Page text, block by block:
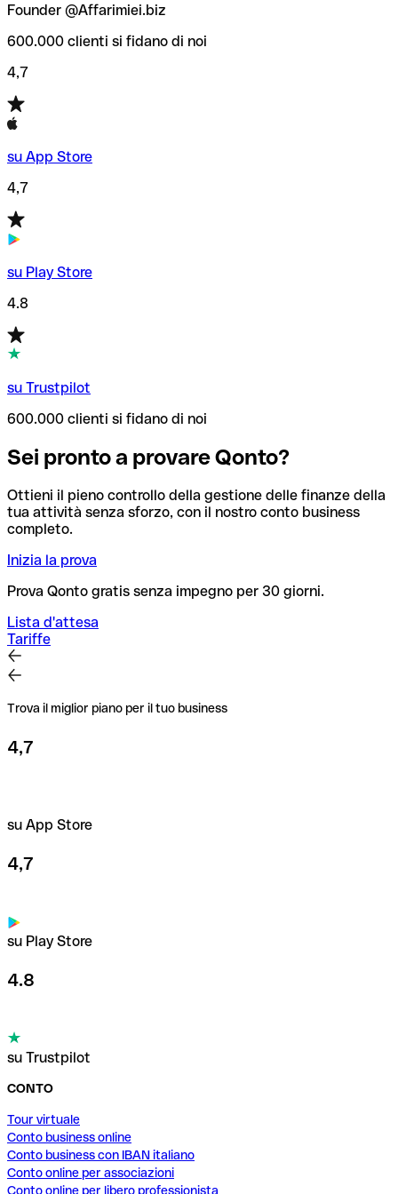
Founder @Affarimiei.biz
600.000 clienti si fidano di noi
4,7
su App Store
4,7
su Play Store
4.8
su Trustpilot
600.000 clienti si fidano di noi
Sei pronto a provare Qonto?
Ottieni il pieno controllo della gestione delle finanze della
tua attività senza sforzo, con il nostro conto business
completo.
Inizia la prova
Prova Qonto gratis senza impegno per 30 giorni.
Lista d'attesa
Tariffe
Trova il miglior piano per il tuo business
4,7
su App Store
4,7
su Play Store
4.8
su Trustpilot
CONTO
Tour virtuale
Conto business online
Conto business con IBAN italiano
Conto online per associazioni
Conto online per libero professionista